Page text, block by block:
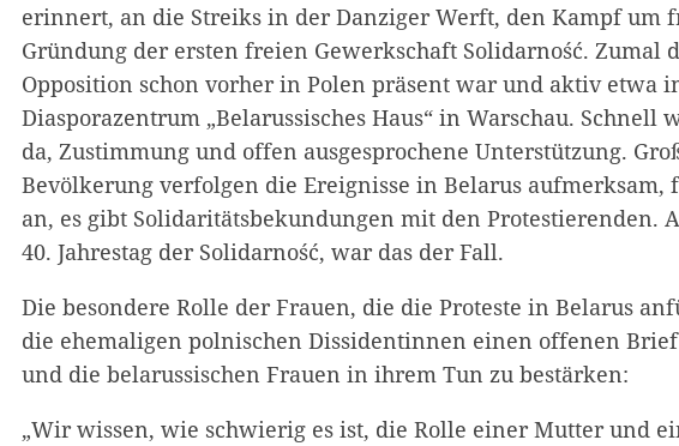
erinnert, an die Streiks in der Danziger Werft, den Kampf um
Gründung der ersten freien Gewerkschaft Solidarność. Zumal
Opposition schon vorher in Polen präsent war und aktiv etwa
Diasporazentrum „Belarussisches Haus“ in Warschau. Schnell
da, Zustimmung und offen ausgesprochene Unterstützung.
Bevölkerung verfolgen die Ereignisse in Belarus aufmerksam,
an, es gibt Solidaritätsbekundungen mit den Protestierenden.
40. Jahrestag der Solidarność, war das der Fall.
Die besondere Rolle der Frauen, die die Proteste in Belarus
die ehemaligen polnischen Dissidentinnen einen offenen
und die belarussischen Frauen in ihrem Tun zu bestärken:
„Wir wissen, wie schwierig es ist, die Rolle einer Mutter und